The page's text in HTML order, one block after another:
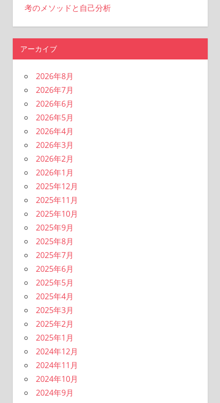
考のメソッドと自己分析
アーカイブ
2026年8月
2026年7月
2026年6月
2026年5月
2026年4月
2026年3月
2026年2月
2026年1月
2025年12月
2025年11月
2025年10月
2025年9月
2025年8月
2025年7月
2025年6月
2025年5月
2025年4月
2025年3月
2025年2月
2025年1月
2024年12月
2024年11月
2024年10月
2024年9月